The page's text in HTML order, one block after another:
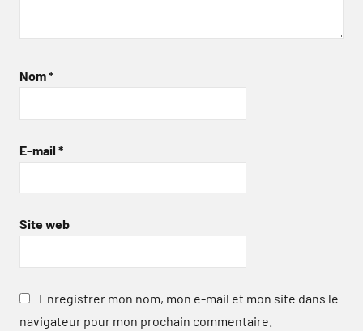
Nom*
E-mail *
Site web
Enregistrer mon nom, mon e-mail et mon site dans le
navigateur pour mon prochain commentaire.